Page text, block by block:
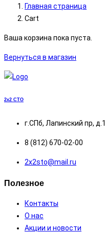
Главная страница
Cart
Ваша корзина пока пуста.
Вернуться в магазин
2x2 СТО
г.СПб, Лапинский пр, д.1
8 (812) 670-02-00
2х2sto@mail.ru
Полезное
Контакты
О нас
Акции и новости